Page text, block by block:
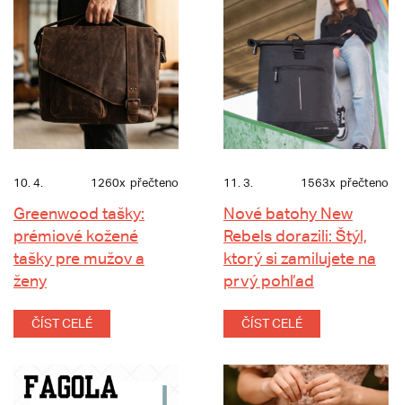
10. 4. 1260x přečteno
Greenwood tašky:
prémiové kožené
tašky pre mužov a
ženy
ČÍST CELÉ
11. 3. 1563x přečteno
Nové batohy New
Rebels dorazili: Štýl,
ktorý si zamilujete na
prvý pohľad
ČÍST CELÉ